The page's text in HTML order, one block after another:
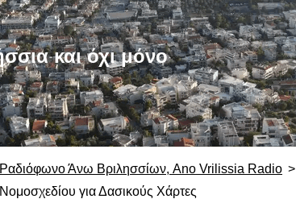
και όχι μόνο
Ραδιόφωνο Άνω Βριλησσίων, Ano Vrilissia Radio >
Νομοσχεδίου για Δασικούς Χάρτες